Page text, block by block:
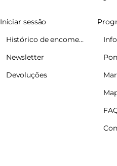
Iniciar sessão
Histórico de encomendas
Newsletter
Devoluções